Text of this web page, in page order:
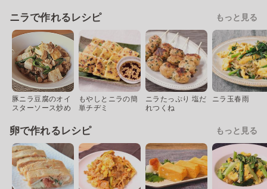
ニラで作れるレシピ もっと見る
豚ニラ豆腐のオイ
スターソース炒め
もやしとニラの簡
単チヂミ
ニラたっぷり 塩だ
れつくね
ニラ玉春雨
卵で作れるレシピ もっと見る